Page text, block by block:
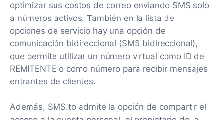
optimizar sus costos de correo enviando SMS solo
a números activos. También en la lista de
opciones de servicio hay una opción de
comunicación bidireccional (SMS bidireccional),
que permite utilizar un número virtual como ID de
REMITENTE o como número para recibir mensajes
entrantes de clientes.
Además, SMS.to admite la opción de compartir el